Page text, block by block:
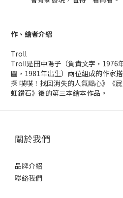
作、繪者介紹
Troll
Troll是田中陽子（負責文字，1976
圖，1981年出生）兩位組成的作家
探 噗噗！找回消失的人氣點心》《
虹鑽石》後的第三本繪本作品。
關於我們
品牌介紹
聯絡我們